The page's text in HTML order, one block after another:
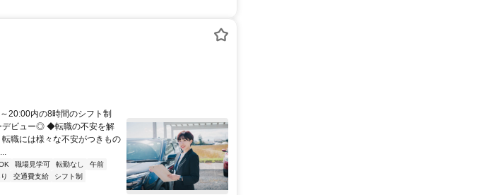
20:00内の8時間のシフト制
デビュー◎ ◆転職の不安を解
職には様々な不安がつきもの
職場見学可 転勤なし
午前
交通費支給
シフト制